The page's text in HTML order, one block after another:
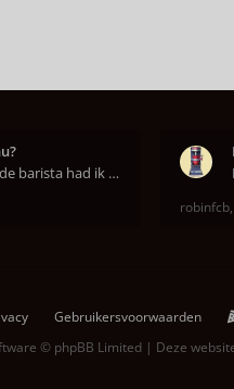
Op aanraden van de barista had ik Purple Rain maa
robinfcb,
Gebruikersvoorwaarden
© phpBB Limited | Deze